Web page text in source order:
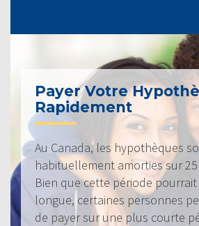
Payer Votre
Rapidement
Au Canada, les hypothèques
habituellement amorties sur
Bien que cette période
longue, certaines personnes
de payer sur une plus courte